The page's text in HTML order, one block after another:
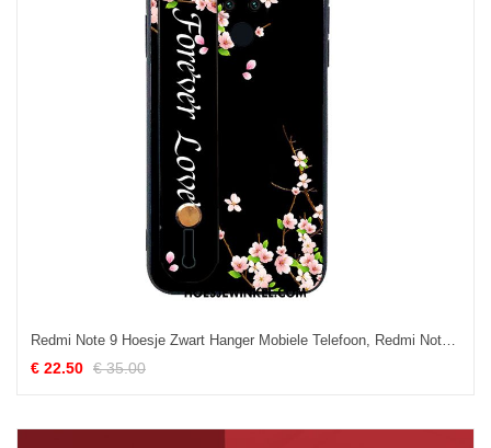
Redmi Note 9 Hoesje Zwart Hanger Mobiele Telefoon, Redmi Note 9 Hoesje Eenvoudige Skärmskydd Beige
€ 22.50 € 35.00